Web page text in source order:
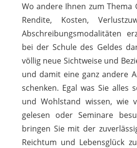
Wo andere Ihnen zum Thema
Rendite, Kosten,
Abschreibungsmodalitäten
bei der Schule des Geldes
völlig neue Sichtweise und
und damit eine ganz andere
schenken. Egal was Sie alles
und Wohlstand wissen, wie
gelesen oder Seminare
bringen Sie mit der
Reichtum und Lebensglück